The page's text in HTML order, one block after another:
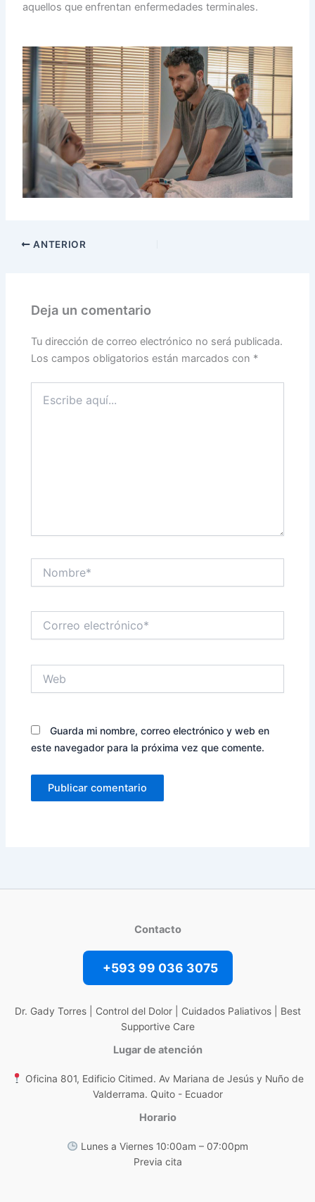
aquellos que enfrentan enfermedades terminales.
ANTERIOR
Deja un comentario
Tu dirección de correo electrónico no será publicada.
Los campos obligatorios están marcados con *
aquí...
electrónico*
Guarda mi nombre, correo electrónico y web en
este navegador para la próxima vez que comente.
Contacto
+593 99 036 3075
Dr. Gady Torres | Control del Dolor | Cuidados Paliativos | Best
Supportive Care
Lugar de atención
Oficina 801, Edificio Citimed. Av Mariana de Jesús y Nuño de
Valderrama. Quito - Ecuador
Horario
Lunes a Viernes 10:00am – 07:00pm
Previa cita